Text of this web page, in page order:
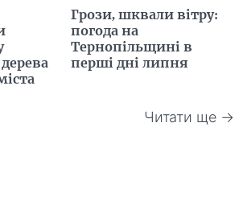
Грози, шквали вітру:
погода на
Тернопільщині в
перші дні липня
Читати ще →